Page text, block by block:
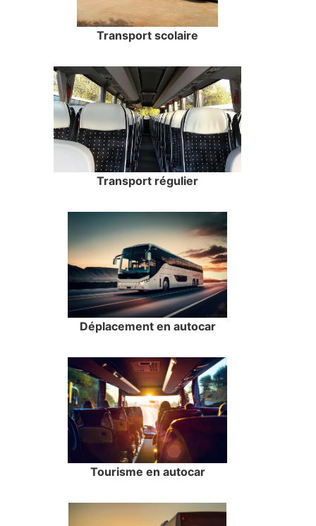
Transport scolaire
Transport régulier
Déplacement en autocar
Tourisme en autocar